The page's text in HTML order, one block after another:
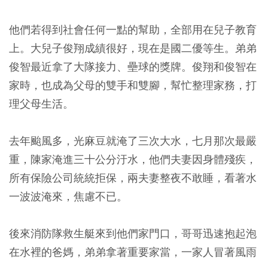
他們若得到社會任何一點的幫助，全部用在兒子教育
上。大兒子俊翔成績很好，現在是國二優等生。弟弟
俊智最近拿了大隊接力、壘球的獎牌。俊翔和俊智在
家時，也成為父母的雙手和雙腳，幫忙整理家務，打
理父母生活。
去年颱風多，光麻豆就淹了三次大水，七月那次最嚴
重，陳家淹進三十公分汙水，他們夫妻因身體殘疾，
所有保險公司統統拒保，兩夫妻整夜不敢睡，看著水
一波波淹來，焦慮不已。
後來消防隊救生艇來到他們家門口，哥哥迅速抱起泡
在水裡的爸媽，弟弟拿著重要家當，一家人冒著風雨